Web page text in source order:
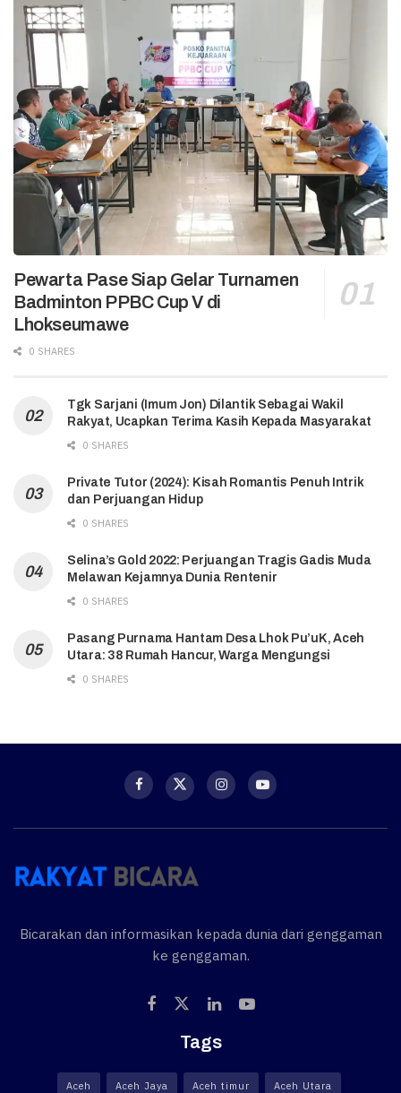
Pewarta Pase Siap Gelar Turnamen
Badminton PPBC Cup V di
Lhokseumawe
0 SHARES
Tgk Sarjani (Imum Jon) Dilantik Sebagai Wakil
Rakyat, Ucapkan Terima Kasih Kepada Masyarakat
0 SHARES
Private Tutor (2024): Kisah Romantis Penuh Intrik
dan Perjuangan Hidup
0 SHARES
Selina’s Gold 2022: Perjuangan Tragis Gadis Muda
Melawan Kejamnya Dunia Rentenir
0 SHARES
Pasang Purnama Hantam Desa Lhok Pu’uK, Aceh
Utara: 38 Rumah Hancur, Warga Mengungsi
0 SHARES
Bicarakan dan informasikan kepada dunia dari genggaman
ke genggaman.
Tags
Aceh Aceh Jaya Aceh timur Aceh Utara